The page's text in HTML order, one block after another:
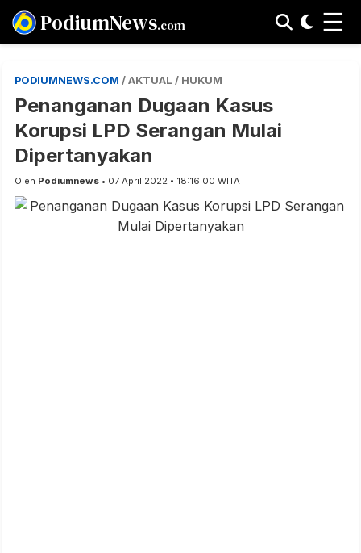
PodiumNews.com ☰
PODIUMNEWS.COM / AKTUAL / HUKUM
Penanganan Dugaan Kasus
Korupsi LPD Serangan Mulai
Dipertanyakan
Oleh Podiumnews • 07 April 2022 • 18:16:00 WITA